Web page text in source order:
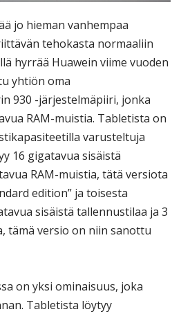
jo hieman vanhempaa
tehokasta normaaliin
hyrrää Huawein viime vuoden
yhtiön oma
930 -järjestelmäpiiri, jonka
RAM-muistia. Tabletista on
varusteltuja
16 gigatavua sisäistä
RAM-muistia, tätä versiota
edition” ja toisesta
sisäistä tallennustilaa ja 3
tämä versio on niin sanottu
on yksi ominaisuus, joka
Tabletista löytyy